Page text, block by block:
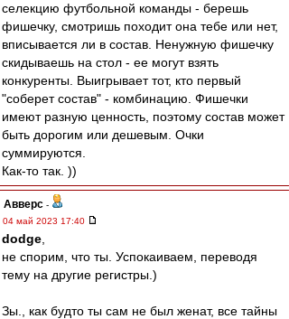
селекцию футбольной команды - берешь
фишечку, смотришь походит она тебе или нет,
вписывается ли в состав. Ненужную фишечку
скидываешь на стол - ее могут взять
конкуренты. Выигрывает тот, кто первый
"соберет состав" - комбинацию. Фишечки
имеют разную ценность, поэтому состав может
быть дорогим или дешевым. Очки
суммируются.
Как-то так. ))
Авверс -
04 май 2023 17:40
dodge
не спорим, что ты. Успокаиваем, переводя
тему на другие регистры.)
Зы., как будто ты сам не был женат, все тайны